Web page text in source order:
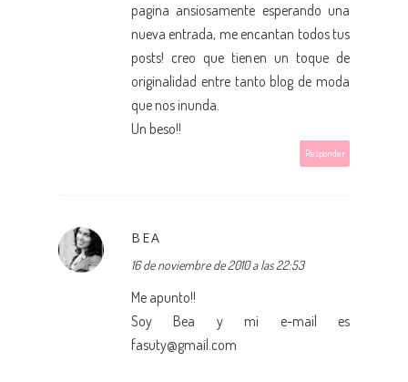
pagina ansiosamente esperando una
nueva entrada, me encantan todos tus
posts! creo que tienen un toque de
originalidad entre tanto blog de moda
que nos inunda.
Un beso!!
Responder
BEA
16 de noviembre de 2010 a las 22:53
Me apunto!!
Soy Bea y mi e-mail es
fasuty@gmail.com